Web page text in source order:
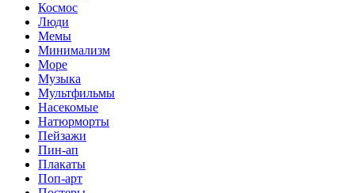
Космос
Люди
Мемы
Минимализм
Море
Музыка
Мультфильмы
Насекомые
Натюрморты
Пейзажи
Пин-ап
Плакаты
Поп-арт